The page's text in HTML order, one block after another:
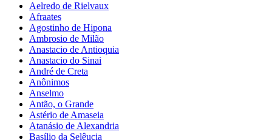
Aelredo de Rielvaux
Afraates
Agostinho de Hipona
Ambrosio de Milão
Anastacio de Antioquia
Anastacio do Sinai
André de Creta
Anônimos
Anselmo
Antão, o Grande
Astério de Amaseia
Atanásio de Alexandria
Basílio da Selêucia